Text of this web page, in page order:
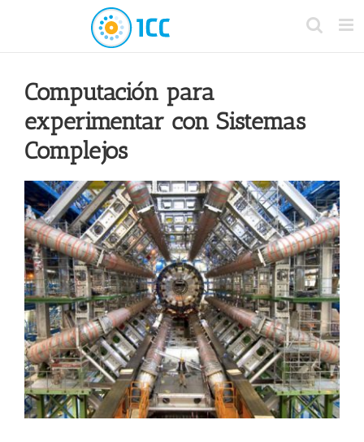
Computación para
experimentar con Sistemas
Complejos
View
Larger
Image